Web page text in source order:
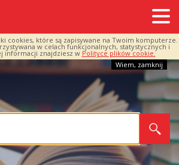
cookies, które są zapisywane na Twoim komputerze.
w celach funkcjonalnych, statystycznych i
informacji znajdziesz w Polityce plików cookie.
Wiem, zamknij